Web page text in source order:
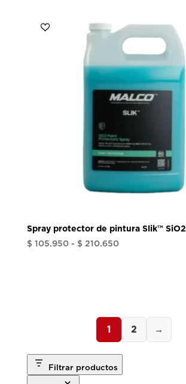
Spray protector de pintura Slik™ SiO2
$ 105.950 - $ 210.650Rango
$ 210.650
1 2 →
Filtrar productos